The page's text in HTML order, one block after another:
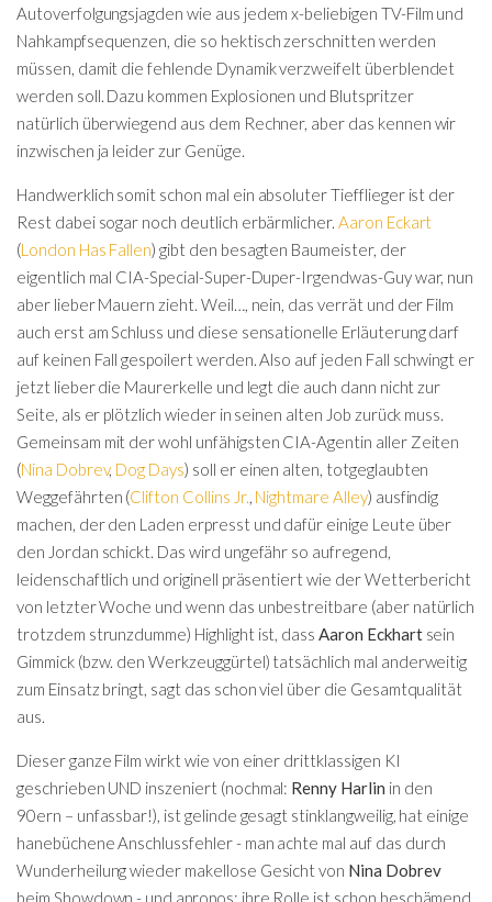
Autoverfolgungsjagden wie aus jedem x-beliebigen TV-Film und
Nahkampfsequenzen, die so hektisch zerschnitten werden
müssen, damit die fehlende Dynamik verzweifelt überblendet
werden soll. Dazu kommen Explosionen und Blutspritzer
natürlich überwiegend aus dem Rechner, aber das kennen wir
inzwischen ja leider zur Genüge.
Handwerklich somit schon mal ein absoluter Tiefflieger ist der
Rest dabei sogar noch deutlich erbärmlicher. Aaron Eckart
(London Has Fallen) gibt den besagten Baumeister, der
eigentlich mal CIA-Special-Super-Duper-Irgendwas-Guy war, nun
aber lieber Mauern zieht. Weil…, nein, das verrät und der Film
auch erst am Schluss und diese sensationelle Erläuterung darf
auf keinen Fall gespoilert werden. Also auf jeden Fall schwingt er
jetzt lieber die Maurerkelle und legt die auch dann nicht zur
Seite, als er plötzlich wieder in seinen alten Job zurück muss.
Gemeinsam mit der wohl unfähigsten CIA-Agentin aller Zeiten
(Nina Dobrev, Dog Days) soll er einen alten, totgeglaubten
Weggefährten (Clifton Collins Jr. Nightmare Alley) ausfindig
machen, der den Laden erpresst und dafür einige Leute über
den Jordan schickt. Das wird ungefähr so aufregend,
leidenschaftlich und originell präsentiert wie der Wetterbericht
von letzter Woche und wenn das unbestreitbare (aber natürlich
trotzdem strunzdumme) Highlight ist, dass Aaron Eckhartsein
Gimmick (bzw. den Werkzeuggürtel) tatsächlich mal anderweitig
zum Einsatz bringt, sagt das schon viel über die Gesamtqualität
aus.
Dieser ganze Film wirkt wie von einer drittklassigen KI
geschrieben UND inszeniert (nochmal: Renny Harlin in den
90ern – unfassbar!), ist gelinde gesagt stinklangweilig, hat einige
hanebüchene Anschlussfehler - man achte mal auf das durch
Wunderheilung wieder makellose Gesicht von Nina Dobrev
beim Showdown - und apropos: ihre Rolle ist schon beschämend.